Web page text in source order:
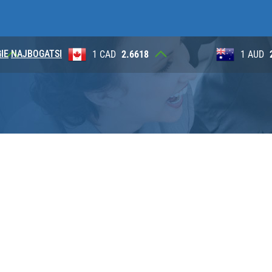
NAJBOGATSI 1 CAD 2.6618 1 AUD